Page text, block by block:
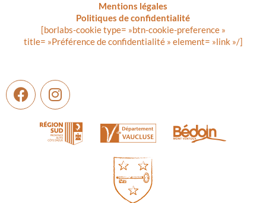
Mentions légales
Politiques de confidentialité
[borlabs-cookie type= »btn-cookie-preference »
title= »Préférence de confidentialité » element= »link »/]